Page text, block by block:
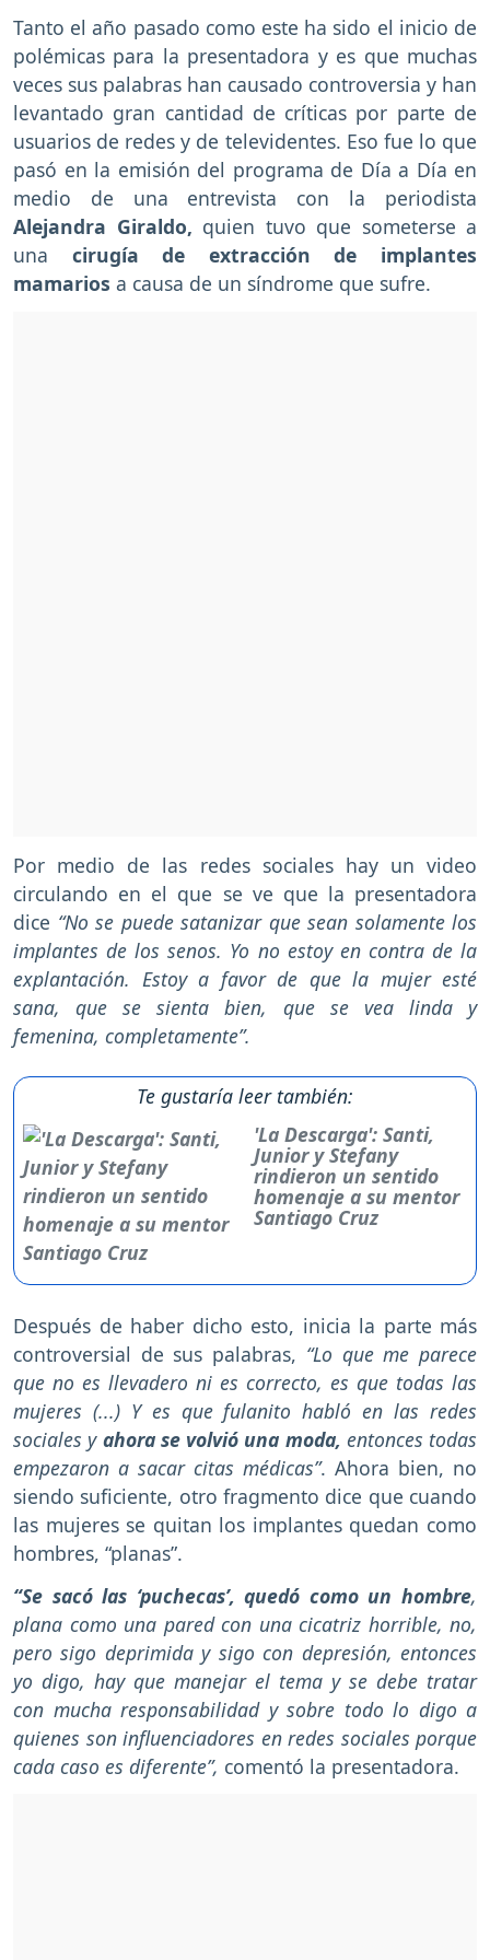
Tanto el año pasado como este ha sido el inicio de
polémicas para la presentadora y es que muchas
veces sus palabras han causado controversia y han
levantado gran cantidad de críticas por parte de
usuarios de redes y de televidentes. Eso fue lo que
pasó en la emisión del programa de Día a Día en
medio de una entrevista con la periodista
Alejandra Giraldo, quien tuvo que someterse a
una cirugía de extracción de implantes
mamarios a causa de un síndrome que sufre.
Por medio de las redes sociales hay un video
circulando en el que se ve que la presentadora
dice “No se puede satanizar que sean solamente los
implantes de los senos. Yo no estoy en contra de la
explantación. Estoy a favor de que la mujer esté
sana, que se sienta bien, que se vea linda y
femenina, completamente”.
Te gustaría leer también:
'La Descarga': Santi,
Junior y Stefany
rindieron un sentido
homenaje a su mentor
Santiago Cruz
Después de haber dicho esto, inicia la parte más
controversial de sus palabras, “Lo que me parece
que no es llevadero ni es correcto, es que todas las
mujeres (...) Y es que fulanito habló en las redes
sociales y ahora se volvió una moda, entonces todas
empezaron a sacar citas médicas”. Ahora bien, no
siendo suficiente, otro fragmento dice que cuando
las mujeres se quitan los implantes quedan como
hombres, “planas”.
“Se sacó las ‘puchecas’, quedó como un hombre,
plana como una pared con una cicatriz horrible, no,
pero sigo deprimida y sigo con depresión, entonces
yo digo, hay que manejar el tema y se debe tratar
con mucha responsabilidad y sobre todo lo digo a
quienes son influenciadores en redes sociales porque
cada caso es diferente”, comentó la presentadora.